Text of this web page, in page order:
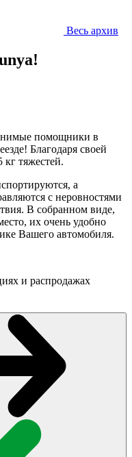
Весь архив
помощники в
Благодаря своей
тяжестей.
а
с неровностями
В собранном виде,
их очень удобно
Вашего автомобиля.
и распродажах